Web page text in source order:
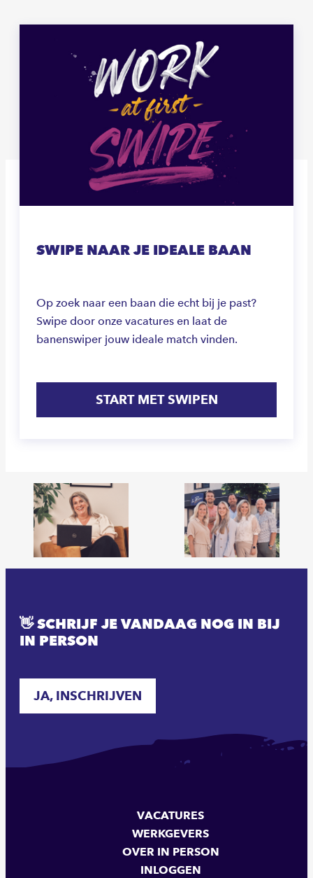
SWIPE NAAR JE IDEALE BAAN
Op zoek naar een baan die echt bij je past?
Swipe door onze vacatures en laat de
banenswiper jouw ideale match vinden.
START MET SWIPEN
👋 SCHRIJF JE VANDAAG NOG IN BIJ
IN PERSON
JA, INSCHRIJVEN
VACATURES
WERKGEVERS
OVER IN PERSON
INLOGGEN